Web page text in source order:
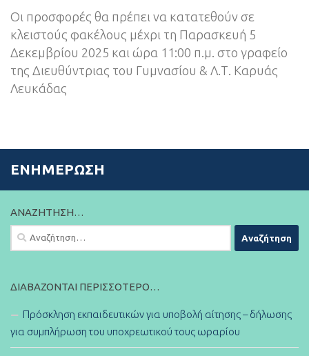
Οι προσφορές θα πρέπει να κατατεθούν σε
κλειστούς φακέλους μέχρι τη Παρασκευή 5
Δεκεμβρίου 2025 και ώρα 11:00 π.μ. στο γραφείο
της Διευθύντριας του Γυμνασίου & Λ.Τ. Καρυάς
Λευκάδας
ΕΝΗΜΈΡΩΣΗ
ΑΝΑΖΉΤΗΣΗ…
Αναζήτηση
για:
ΔΙΑΒΆΖΟΝΤΑΙ ΠΕΡΙΣΣΌΤΕΡΟ…
Πρόσκληση εκπαιδευτικών για υποβολή αίτησης – δήλωσης
για συμπλήρωση του υποχρεωτικού τους ωραρίου